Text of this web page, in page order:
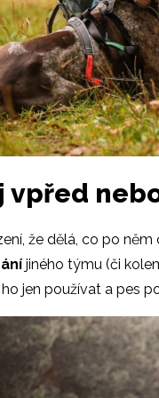
vpřed
že dělá, co po
jiného týmu (či
jen používat a pes